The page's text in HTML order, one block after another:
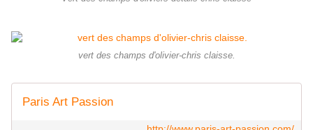
vert des champs d'olivier-chris claisse.
Paris Art Passion